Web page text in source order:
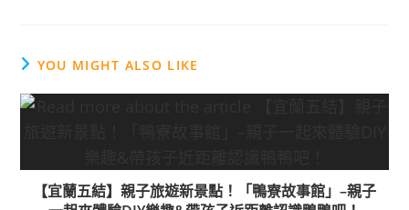
e
b
k
YOU MIGHT ALSO LIKE
【宜蘭五結】親子旅遊新景點！「鴨寮故事館」–親子